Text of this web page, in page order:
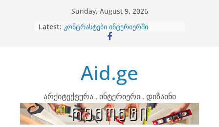
Sunday, August 9, 2026
Latest: ბინების გაერთიანება
კონტრასტები ინტერიერში
ინტერიერის დიზიანი
არტემიდი წარმოგიდგენთ
Aid.ge
არქიტექტურა , ინტერიერი , დიზაინი